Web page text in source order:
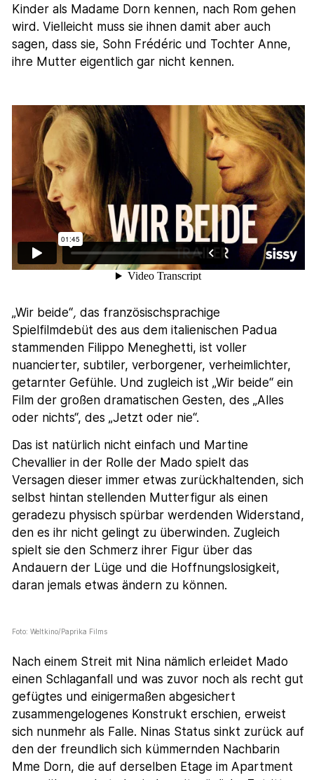
Kinder als Madame Dorn kennen, nach Rom gehen
wird. Vielleicht muss sie ihnen damit aber auch
sagen, dass sie, Sohn Frédéric und Tochter Anne,
ihre Mutter eigentlich gar nicht kennen.
„Wir beide“, das französischsprachige
Spielfilmdebüt des aus dem italienischen Padua
stammenden Filippo Meneghetti, ist voller
nuancierter, subtiler, verborgener, verheimlichter,
getarnter Gefühle. Und zugleich ist „Wir beide“ ein
Film der großen dramatischen Gesten, des „Alles
oder nichts“, des „Jetzt oder nie“.
Das ist natürlich nicht einfach und Martine
Chevallier in der Rolle der Mado spielt das
Versagen dieser immer etwas zurückhaltenden, sich
selbst hintan stellenden Mutterfigur als einen
geradezu physisch spürbar werdenden Widerstand,
den es ihr nicht gelingt zu überwinden. Zugleich
spielt sie den Schmerz ihrer Figur über das
Andauern der Lüge und die Hoffnungslosigkeit,
daran jemals etwas ändern zu können.
Foto: Weltkino/Paprika Films
Nach einem Streit mit Nina nämlich erleidet Mado
einen Schlaganfall und was zuvor noch als recht gut
gefügtes und einigermaßen abgesichert
zusammengelogenes Konstrukt erschien, erweist
sich nunmehr als Falle. Ninas Status sinkt zurück auf
den der freundlich sich kümmernden Nachbarin
Mme Dorn, die auf derselben Etage im Apartment